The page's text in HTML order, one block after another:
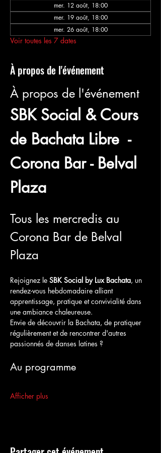
mer. 12 août, 18:00
mer. 19 août, 18:00
mer. 26 août, 18:00
Voir toutes les 7 dates
À propos de l'événement
À propos de l'événement
SBK Social & Cours
de Bachata Libre  -
Corona Bar - Belval
Plaza
Tous les mercredis au
Corona Bar de Belval
Plaza
Rejoignez le SBK Social by Lux Bachata, un
rendez-vous hebdomadaire alliant
apprentissage, pratique et convivialité dans
une ambiance chaleureuse.
Envie de découvrir la Bachata, de pratiquer
régulièrement et de rencontrer d'autres
passionnés de danses latines ?
Au programme
Afficher plus